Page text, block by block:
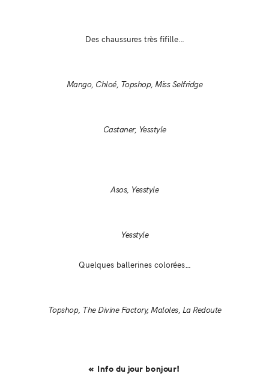
Des chaussures très fifille…
Mango, Chloé, Topshop, Miss Selfridge
Castaner, Yesstyle
Asos, Yesstyle
Yesstyle
Quelques ballerines colorées…
Topshop, The Divine Factory, Maloles, La Redoute
« Info du jour bonjour!